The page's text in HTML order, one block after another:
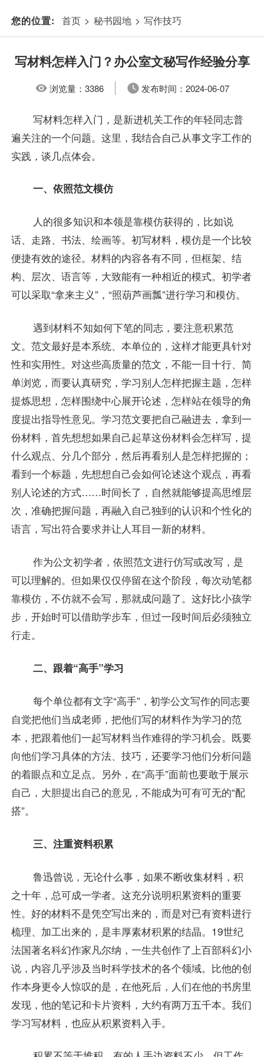
您的位置: 首页 > 秘书园地 > 写作技巧
写材料怎样入门？办公室文秘写作经验分享
浏览量：3386 发布时间： 2024-06-07
写材料怎样入门，是新进机关工作的年轻同志普
遍关注的一个问题。这里，我结合自己从事文字工作的
实践，谈几点体会。
一、依照范文模仿
人的很多知识和本领是靠模仿获得的，比如说
话、走路、书法、绘画等。初写材料，模仿是一个比较
便捷有效的途径。材料的内容各有不同，但框架、结
构、层次、语言等，大致能有一种相近的模式。初学者
可以采取“拿来主义”，“照葫芦画瓢”进行学习和模仿。
遇到材料不知如何下笔的同志，要注意积累范
文。范文最好是本系统、本单位的，这样才能更具针对
性和实用性。对这些高质量的范文，不能一目十行、简
单浏览，而要认真研究，学习别人怎样把握主题，怎样
提炼思想，怎样围绕中心展开论述，怎样站在领导的角
度提出指导性意见。学习范文要把自己融进去，拿到一
份材料，首先想想如果自己起草这份材料会怎样写，提
什么观点、分几个部分，然后再看别人是怎样把握的；
看到一个标题，先想想自己会如何论述这个观点，再看
别人论述的方式……时间长了，自然就能够提高思维层
次，准确把握问题，再融入自己独到的认识和个性化的
语言，写出符合要求并让人耳目一新的材料。
作为公文初学者，依照范文进行仿写或改写，是
可以理解的。但如果仅仅停留在这个阶段，每次动笔都
靠模仿，不仿就不会写，那就成问题了。这好比小孩学
步，开始时可以借助学步车，但过一段时间后必须独立
行走。
二、跟着“高手”学习
每个单位都有文字“高手”，初学公文写作的同志要
自觉把他们当成老师，把他们写的材料作为学习的范
本，把跟着他们一起写材料当作难得的学习机会。既要
向他们学习具体的方法、技巧，还要学习他们分析问题
的着眼点和立足点。另外，在“高手”面前也要敢于展示
自己，大胆提出自己的意见，不能成为可有可无的“配
搭”。
三、注重资料积累
鲁迅曾说，无论什么事，如果不断收集材料，积
之十年，总可成一学者。这充分说明积累资料的重要
性。好的材料不是凭空写出来的，而是对已有资料进行
梳理、加工出来的，是丰厚素材积累的结晶。19世纪
法国著名科幻作家凡尔纳，一生共创作了上百部科幻小
说，内容几乎涉及当时科学技术的各个领域。比他的创
作本身更令人惊叹的是，在他死后，人们在他的书房里
发现，他的笔记和卡片资料，大约有两万五千本。我们
学习写材料，也应从积累资料入手。